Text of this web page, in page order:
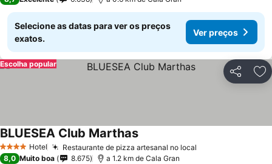
Selecione as datas para ver os preços
exatos.
Ver preços
Partilhar
Escolha popular
4 EstrelasHotel Restaurante de pizza artesanal no local
BLUESEA Club MarthasVer preços
8,0 Muito boa 8.675 a 1.2 km de Cala Gran